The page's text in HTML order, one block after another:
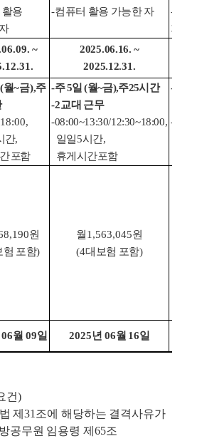
활용
-컴퓨터 활용 가능한 자
-
가능
~
2025.06.16. ~
2025.12.31.
(월~금),주
간,
포함
-주5일(월~금),주25시간
-2교대 근무
-08:00~13:30/12:30~18:00,
일일5시간,
휴게시간포함
-
-
원
험 포함)
월1,563,045원
(4대보험 포함)
06월 09일 2025년 06월 16일
건)
제31 조에 해당하는 결격사유가
공무원 임용령 제 65조